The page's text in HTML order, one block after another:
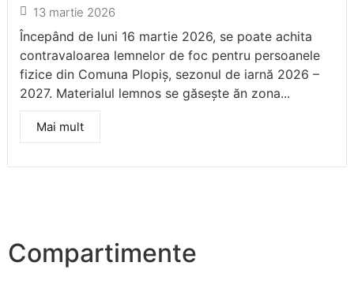
13 martie 2026
Începând de luni 16 martie 2026, se poate achita
contravaloarea lemnelor de foc pentru persoanele
fizice din Comuna Plopiș, sezonul de iarnă 2026 –
2027. Materialul lemnos se găsește ăn zona...
Mai mult
Compartimente